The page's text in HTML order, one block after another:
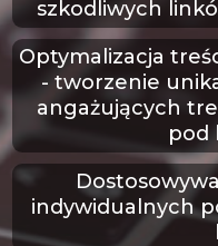
szkodliwych
Optymalizacja
- tworzenie
angażujących
pod
indywidualnych